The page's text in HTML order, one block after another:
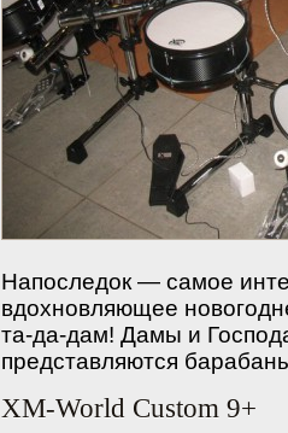
Напоследок — самое
вдохновляющее
та-да-дам! Дамы и
представляются
XM-World Custom 9+